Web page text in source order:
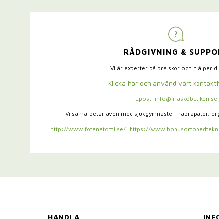
RÅDGIVNING &
Vi är experter på bra skor och hjälper
Klicka här och använd vårt
Epost: info@lillaskobutiken.se
Vi samarbetar även med sjukgymnaster, naprapater,
http://www.fotanatomi.se/ https://
HANDLA